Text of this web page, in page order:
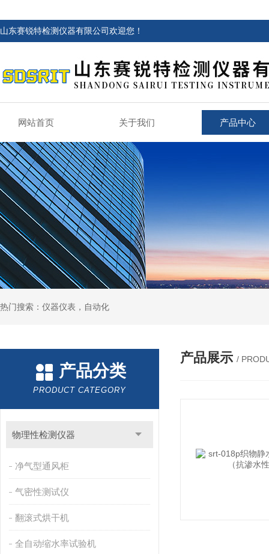
山东赛锐特检测仪器有限公司欢迎您！
网站首页 关于我们 产品中心
热门搜索：仪器仪表，自动化
产品分类
PRODUCT CATEGORY
物理性检测仪器
净气型通风柜
气密性测试仪
翻滚式烘干机
全自动缩水率试验机
产品展示 /